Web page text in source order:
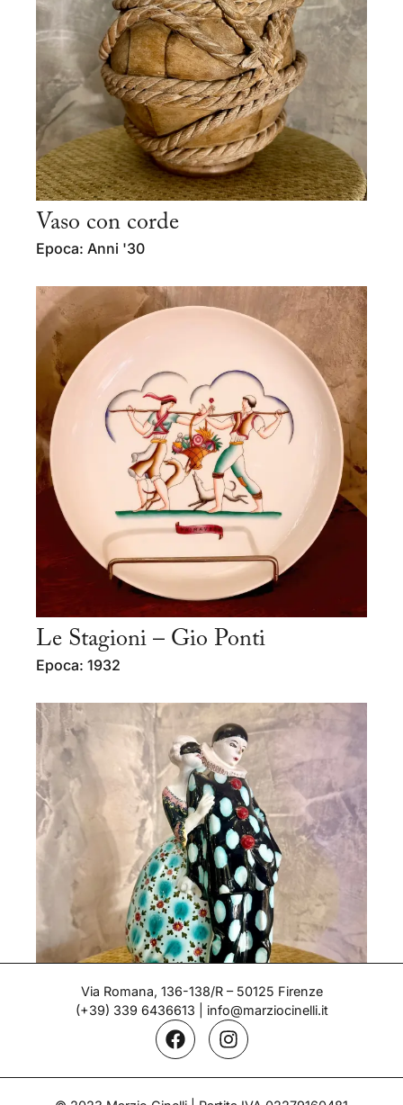
Vaso con corde
Epoca: Anni '30
Le Stagioni – Gio Ponti
Epoca: 1932
Pierrot e Colombina
Epoca: Anni '20
Via Romana, 136-138/R – 50125 Firenze
(+39) 339 6436613
info@marziocinelli.it